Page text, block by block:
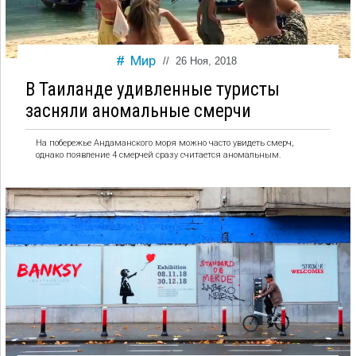
Мир // 26 Ноя, 2018
В Таиланде удивленные туристы
засняли аномальные смерчи
На побережье Андаманского моря можно часто увидеть смерч,
однако появление 4 смерчей сразу считается аномальным.